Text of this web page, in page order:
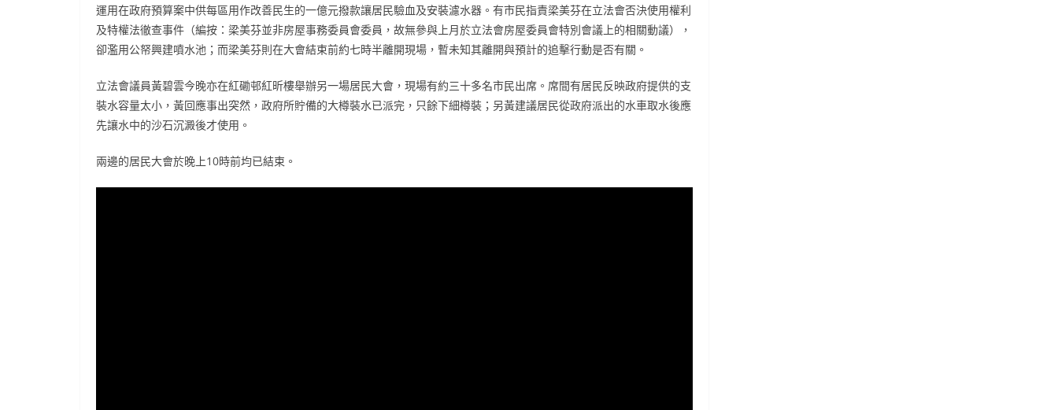
運用在政府預算案中供每區用作改善民生的一億元撥款讓居民驗血及安裝濾水器。有市民指責梁美芬在立法會否決使用權利
及特權法徹查事件（編按：梁美芬並非房屋事務委員會委員，故無參與上月於立法會房屋委員會特別會議上的相關動議），
卻濫用公帑興建噴水池；而梁美芬則在大會結束前約七時半離開現場，暫未知其離開與預計的追擊行動是否有關。
立法會議員黃碧雲今晚亦在紅磡邨紅昕樓舉辦另一場居民大會，現場有約三十多名市民出席。席間有居民反映政府提供的支
裝水容量太小，黃回應事出突然，政府所貯備的大樽裝水已派完，只餘下細樽裝；另黃建議居民從政府派出的水車取水後應
先讓水中的沙石沉澱後才使用。
兩邊的居民大會於晚上10時前均已結束。